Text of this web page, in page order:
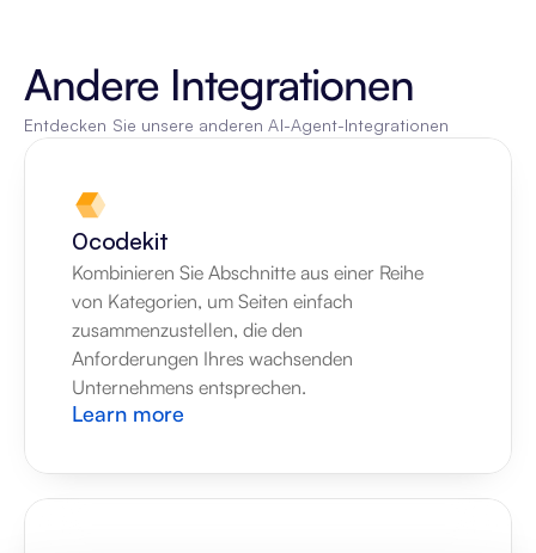
Andere Integrationen
Entdecken Sie unsere anderen AI-Agent-Integrationen
0codekit
Kombinieren Sie Abschnitte aus einer Reihe
von Kategorien, um Seiten einfach
zusammenzustellen, die den
Anforderungen Ihres wachsenden
Unternehmens entsprechen.
Learn more